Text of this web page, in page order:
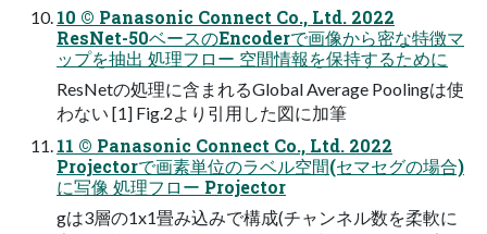
10 ©️ Panasonic Connect Co., Ltd. 2022
ResNet-50ベースのEncoderで画像から密な特徴マ
ップを抽出 処理フロー 空間情報を保持するために
ResNetの処理に含まれるGlobal Average Poolingは使
わない [1] Fig.2より引用した図に加筆
11 ©️ Panasonic Connect Co., Ltd. 2022
Projectorで画素単位のラベル空間(セマセグの場合)
に写像 処理フロー Projector
gは3層の1x1畳み込みで構成(チャンネル数を柔軟に